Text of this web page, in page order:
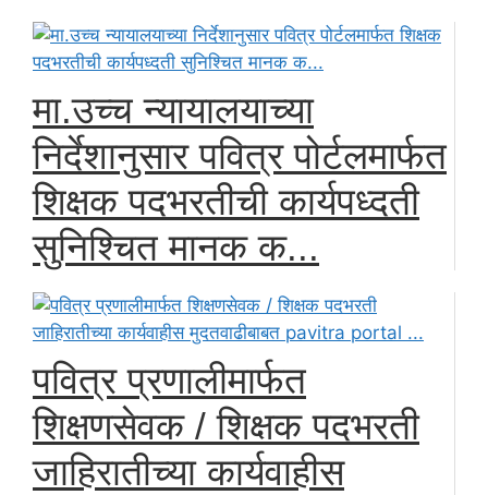
मा.उच्च न्यायालयाच्या
निर्देशानुसार पवित्र पोर्टलमार्फत
शिक्षक पदभरतीची कार्यपध्दती
सुनिश्चित मानक क...
पवित्र प्रणालीमार्फत
शिक्षणसेवक / शिक्षक पदभरती
जाहिरातीच्या कार्यवाहीस